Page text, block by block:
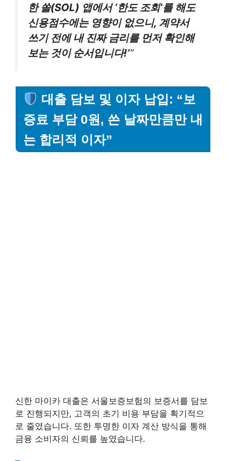
한 쏠(SOL) 앱에서 ‘한도 조회’를 해도
신용점수에는 영향이 없으니, 계약서
쓰기 전에 내 진짜 금리를 먼저 확인해
보는 것이 순서입니다!’“
대출 담보 및 이자 납입: “보
증료 부담 0원, 쓴 날짜만큼만 내
는 합리적 이자”
신한 마이카 대출은 서울보증보험의 보증서를 담보
로 진행되지만, 고객의 초기 비용 부담을 획기적으
로 줄였습니다. 또한 투명한 이자 계산 방식을 통해
금융 소비자의 신뢰를 높였습니다.